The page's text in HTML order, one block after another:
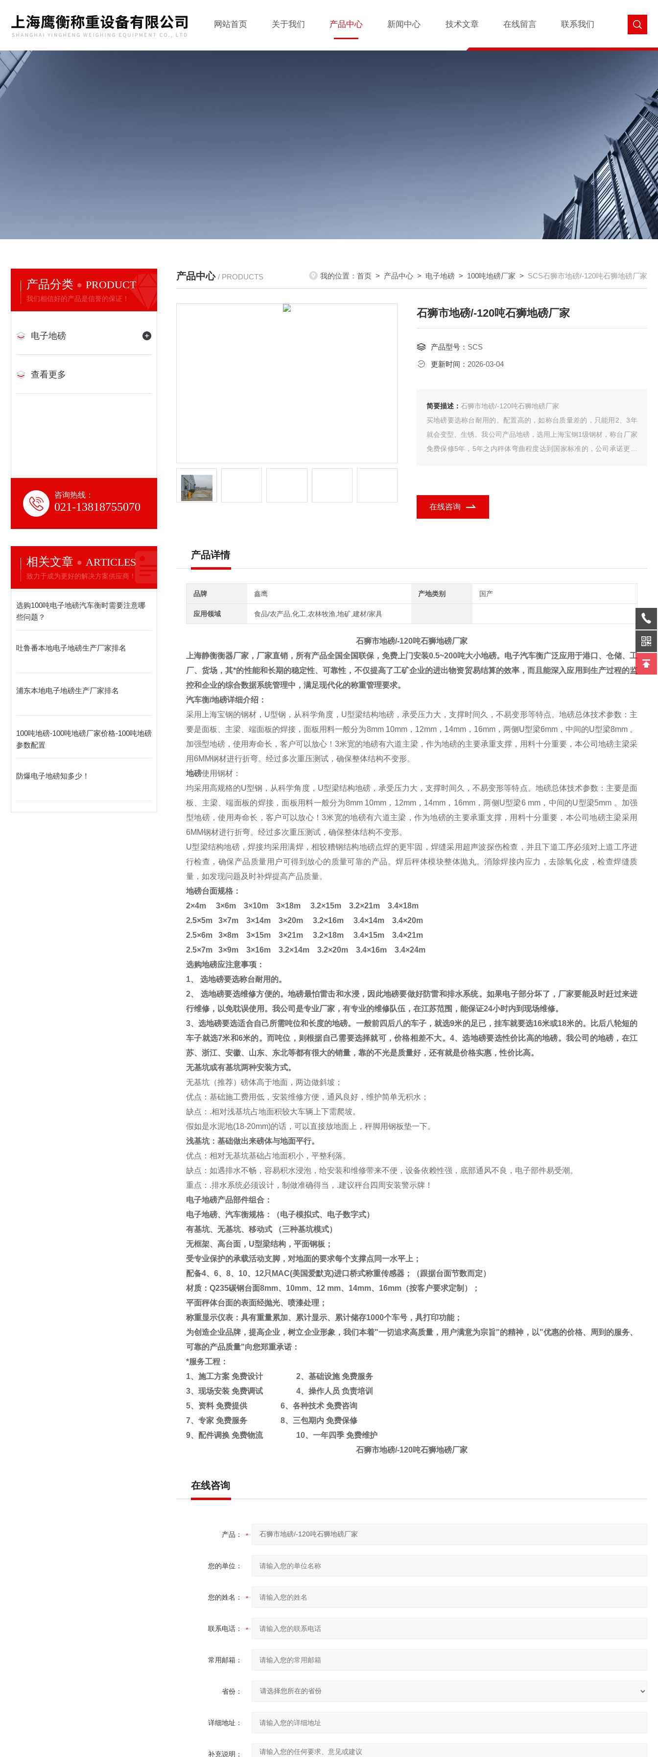
网站首页 关于我们 产品中心 新闻中心 技术文章 在线留言 联系我们
产品分类 PRODUCT
我们相信好的产品是信誉的保证！
电子地磅
查看更多
咨询热线：
021-13818755070
相关文章 ARTICLES
致力于成为更好的解决方案供应商！
选购100吨电子地磅汽车衡时需要注意哪
些问题？
吐鲁番本地电子地磅生产厂家排名
浦东本地电子地磅生产厂家排名
100吨地磅-100吨地磅厂家价格-100吨地磅
参数配置
防爆电子地磅知多少！
产品中心 / PRODUCTS 我的位置： 首页 > 产品中心 > 电子地磅 > 100吨地磅厂家 > SCS石狮市地磅/-120吨石狮地磅厂家
石狮市地磅/-120吨石狮地磅厂家
产品型号： SCS
更新时间： 2026-03-04
简要描述： 石狮市地磅/-120吨石狮地磅厂家
买地磅要选称台耐用的。配置高的，如称台质量差的，只能用2、3年
就会变型、生锈。我公司产品地磅，选用上海宝钢1级钢材，称台厂家
免费保修5年，5年之内秤体弯曲程度达到国家标准的，公司承诺更换
在线咨询
产品详情
品牌 鑫鹰 产地类别 国产
应用领域 食品/农产品,化工,农林牧渔,地矿,建材/家具
石狮市地磅/-120吨石狮地磅厂家
上海静衡衡器厂家，厂家直销，所有产品全国全国联保，免费上门安装0.5~200吨大小地磅。 电子汽车衡广泛应用于港口、仓储、工
厂、货场，其*的性能和长期的稳定性、可靠性，不仅提高了工矿企业的进出物资贸易结算的效率，而且能深入应用到生产过程的监
控和企业的综合数据系统管理中，满足现代化的称重管理要求。
汽车衡/地磅详细介绍：
采用上海宝钢的钢材， U型钢，从科学角度， U型梁结构地磅，承受压力大，支撑时间久，不易变形等特点。地磅总体技术参数：主
要是面板、主梁、端面板的焊接，面板用料一般分为8mm 10mm， 12mm， 14mm， 16mm，两侧 U型梁6mm，中间的U型梁8mm 。
加强型地磅，使用寿命长，客户可以放心！3米宽的地磅有六道主梁，作为地磅的主要承重支撑，用料十分重要，本公司地磅主梁采
用6MM钢材进行折弯。经过多次重压测试，确保整体结构不变形。
地磅使用钢材：
均采用高规格的U型钢，从科学角度， U型梁结构地磅，承受压力大，支撑时间久，不易变形等特点。地磅总体技术参数：主要是面
板、主梁、端面板的焊接，面板用料一般分为8mm 10mm， 12mm， 14mm ， 16mm，两侧 U型梁6 mm，中间的U型梁5mm 。加强
型地磅，使用寿命长，客户可以放心！3米宽的地磅有六道主梁，作为地磅的主要承重支撑，用料十分重要，本公司地磅主梁采用
6MM钢材进行折弯。经过多次重压测试，确保整体结构不变形。
U型梁结构地磅，焊接均采用满焊，相较糟钢结构地磅点焊的更牢固，焊缝采用超声波探伤检查，并且下道工序必须对上道工序进
行检查，确保产品质量用户可得到放心的质量可靠的产品。焊后秤体模块整体抛丸。消除焊接内应力，去除氧化皮，检查焊缝质
量，如发现问题及时补焊提高产品质量。
地磅台面规格：
2×4m 3×6m 3×10m 3×18m 3.2×15m 3.2×21m 3.4×18m
2.5×5m 3×7m 3×14m 3×20m 3.2×16m 3.4×14m 3.4×20m
2.5×6m 3×8m 3×15m 3×21m 3.2×18m 3.4×15m 3.4×21m
2.5×7m 3×9m 3×16m 3.2×14m 3.2×20m 3.4×16m 3.4×24m
选购地磅应注意事项：
1、
选地磅要选称台耐用的。
2、
选地磅要选维修方便的。地磅最怕雷击和水浸，因此地磅要做好防雷和排水系统。如果电子部分坏了，厂家要能及时赶过来进
行维修，以免耽误使用。我公司是专业厂家，有专业的维修队伍，在江苏范围，能保证24小时内到现场维修。
3、选地磅要选适合自己所需吨位和长度的地磅。一般前四后八的车子，就选9米的足已，挂车就要选16米或18米的。比后八轮短的
车子就选7米和6米的。而吨位，则根据自己需要选择就可，价格相差不大。 4、选地磅要选性价比高的地磅。我公司的地磅，在江
苏、浙江、安徽、山东、东北等都有很大的销量，靠的不光是质量好，还有就是价格实惠，性价比高。
无基坑或有基坑两种安装方式。
无基坑（推荐）磅体高于地面，两边做斜坡；
优点：基础施工费用低，安装维修方便，通风良好，维护简单无积水；
缺点： .相对浅基坑占地面积较大车辆上下需爬坡。
假如是水泥地(18-20mm)的话，可以直接放地面上，秤脚用钢板垫一下。
浅基坑：基础做出来磅体与地面平行。
优点：相对无基坑基础占地面积小，平整利落。
缺点：如遇排水不畅，容易积水浸泡，给安装和维修带来不便，设备依赖性强，底部通风不良，电子部件易受潮。
重点： .排水系统必须设计，制做准确得当， .建议秤台四周安装警示牌！
电子地磅产品部件组合：
电子地磅、汽车衡规格：（电子模拟式、电子数字式）
有基坑、无基坑、移动式
（三种基坑模式）
无框架、高台面， U型梁结构，平面钢板；
受专业保护的承载活动支脚，对地面的要求每个支撑点同一水平上；
配备4、 6、 8、 10、 12只 MAC(美国爱默克)进口桥式称重传感器；（跟据台面节数而定）
材质： Q235碳钢台面8mm、 10mm、 12 mm、 14mm、 16mm （按客户要求定制）；
平面秤体台面的表面经抛光、喷漆处理；
称重显示仪表：具有重量累加、累计显示、累计储存1000个车号，具打印功能；
为创造企业品牌，提高企业，树立企业形象，我们本着"一切追求高质量，用户满意为宗旨"的精神，以"优惠的价格、周到的服务、
可靠的产品质量"向您郑重承诺：
*服务工程：
1、施工方案 免费设计 2、基础设施 免费服务
3、现场安装 免费调试 4、操作人员 负责培训
5、资料 免费提供 6、各种技术 免费咨询
7、专家 免费服务 8、三包期内 免费保修
9、配件调换 免费物流10、一年四季 免费维护
石狮市地磅/-120吨石狮地磅厂家
在线咨询
产品：
您的单位：
您的姓名：
联系电话：
常用邮箱：
省份：
详细地址：
补充说明：